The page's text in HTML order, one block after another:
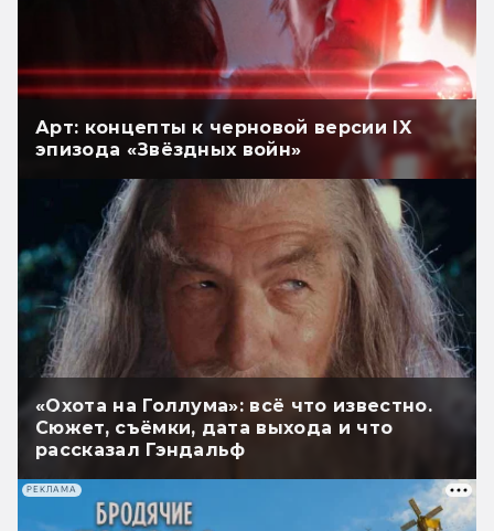
Арт: концепты к черновой версии IX
эпизода «Звёздных войн»
«Охота на Голлума»: всё что известно.
Сюжет, съёмки, дата выхода и что
рассказал Гэндальф
РЕКЛАМА